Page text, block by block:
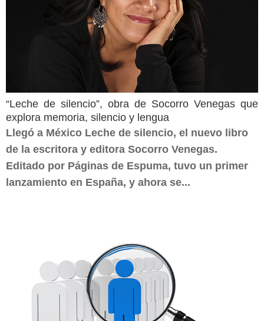
“Leche de silencio”, obra de Socorro Venegas que
explora memoria, silencio y lengua
Llegó a México Leche de silencio, el nuevo libro
de la escritora y editora Socorro Venegas.
Editado por Páginas de Espuma, tuvo un primer
lanzamiento en España, y ahora se...